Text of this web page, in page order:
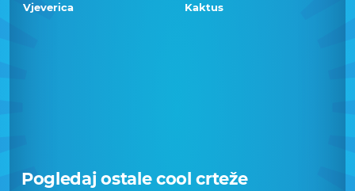
Vjeverica Kaktus
Pogledaj ostale cool crteže